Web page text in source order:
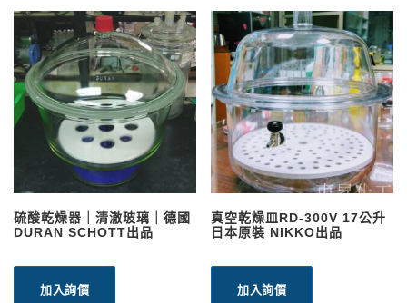
硫酸乾燥器｜清澈玻璃｜德國
DURAN SCHOTT出品
加入詢價
真空乾燥皿RD-300V 17公升
日本原裝 NIKKO出品
加入詢價